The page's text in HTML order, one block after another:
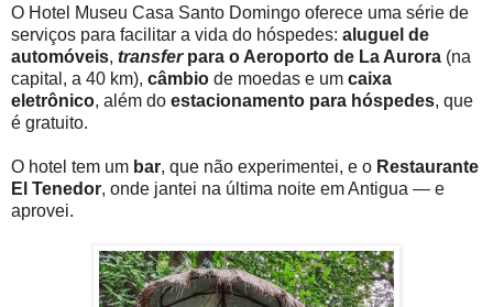
O Hotel Museu Casa Santo Domingo oferece uma série de
serviços para facilitar a vida do hóspedes: aluguel de
automóveis, transferpara o Aeroporto de La Aurora (na
capital, a 40 km), câmbio de moedas e um caixa
eletrônico, além do estacionamento para hóspedes, que
é gratuito.
O hotel tem um bar, que não experimentei, e o Restaurante
El Tenedor, onde jantei na última noite em Antigua — e
aprovei.